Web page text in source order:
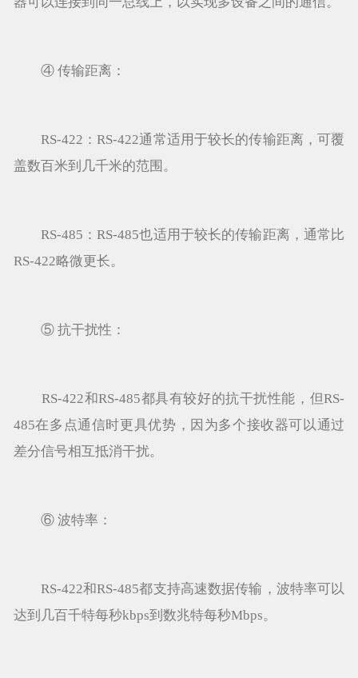
④ 传输距离：
RS-422：RS-422通常适用于较长的传输距离，可覆
盖数百米到几千米的范围。
RS-485：RS-485也适用于较长的传输距离，通常比
RS-422略微更长。
⑤ 抗干扰性：
RS-422和RS-485都具有较好的抗干扰性能，但RS-
485在多点通信时更具优势，因为多个接收器可以通过
差分信号相互抵消干扰。
⑥ 波特率：
RS-422和RS-485都支持高速数据传输，波特率可以
达到几百千特每秒kbps到数兆特每秒Mbps。